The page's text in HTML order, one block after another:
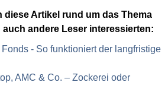
diese Artikel rund um das Thema
auch andere Leser interessierten:
- So funktioniert der langfristige
AMC & Co. – Zockerei oder